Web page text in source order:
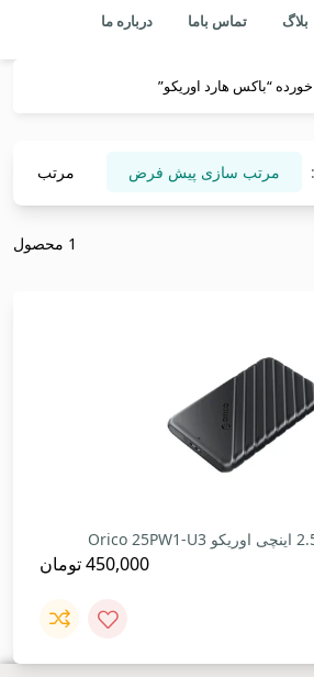
بلاگ تماس باما
درباره ما
“باکس هارد اوریکو”
مرتب سازی پیش فرض مرتب
1 محصول
450,000تومان